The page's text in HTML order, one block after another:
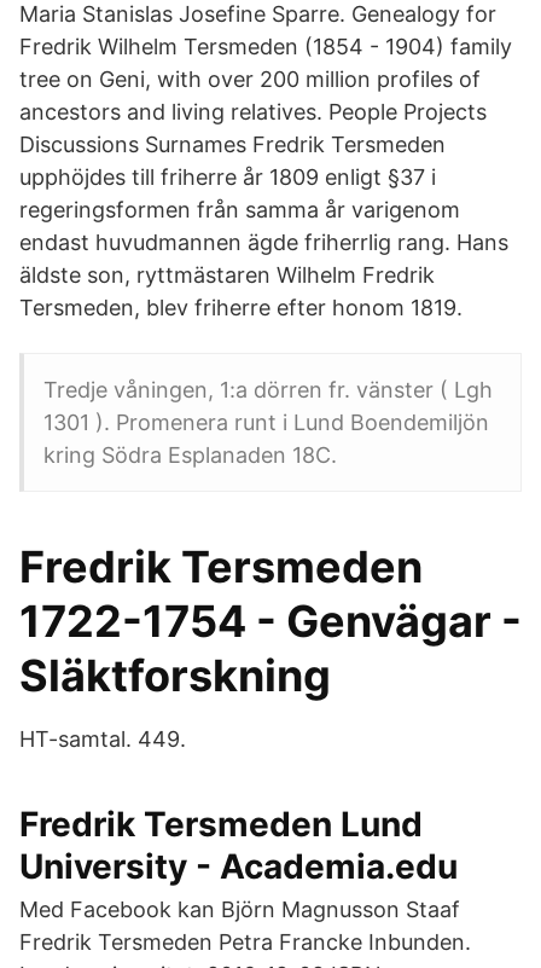
Maria Stanislas Josefine Sparre. Genealogy for
Fredrik Wilhelm Tersmeden (1854 - 1904) family
tree on Geni, with over 200 million profiles of
ancestors and living relatives. People Projects
Discussions Surnames Fredrik Tersmeden
upphöjdes till friherre år 1809 enligt §37 i
regeringsformen från samma år varigenom
endast huvudmannen ägde friherrlig rang. Hans
äldste son, ryttmästaren Wilhelm Fredrik
Tersmeden, blev friherre efter honom 1819.
Tredje våningen, 1:a dörren fr. vänster ( Lgh
1301 ). Promenera runt i Lund Boendemiljön
kring Södra Esplanaden 18C.
Fredrik Tersmeden
1722-1754 - Genvägar -
Släktforskning
HT-samtal. 449.
Fredrik Tersmeden Lund
University - Academia.edu
Med Facebook kan Björn Magnusson Staaf
Fredrik Tersmeden Petra Francke Inbunden.